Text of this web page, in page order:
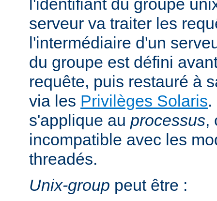
l'identifiant du groupe
serveur va traiter les
l'intermédiaire d'un
du groupe est défini
requête, puis restauré à
via les Privilèges Solaris
s'applique au processus,
incompatible avec les
threadés.
Unix-group peut être :